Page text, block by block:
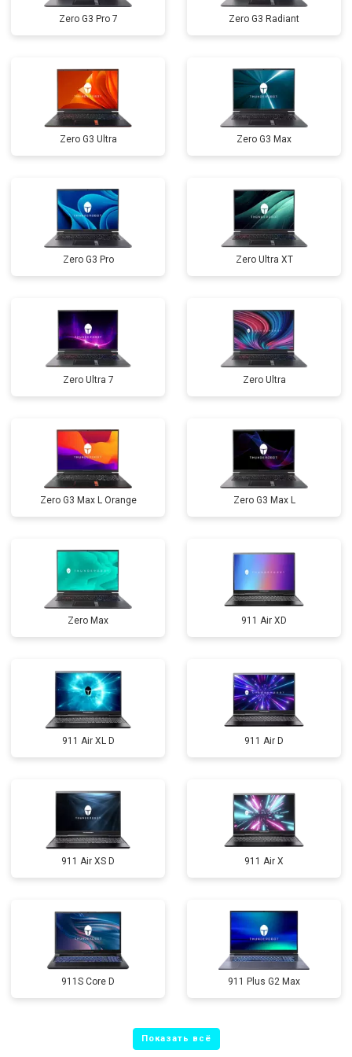
Замена микрофона от 2600 ₽ Заказать
Замена оперативной памяти от 1100 ₽ Заказать
Прошивка BIOS от 1500 ₽
Zero G3 Pro 7 Zero G3 Radiant
Zero G3 Ultra Zero G3 Max
Zero G3 Pro Zero Ultra XT
Zero Ultra 7 Zero Ultra
Zero G3 Max L Orange Zero G3 Max L
Zero Max 911 Air XD
911 Air XL D 911 Air D
911 Air XS D 911 Air X
911S Core D 911 Plus G2 Max